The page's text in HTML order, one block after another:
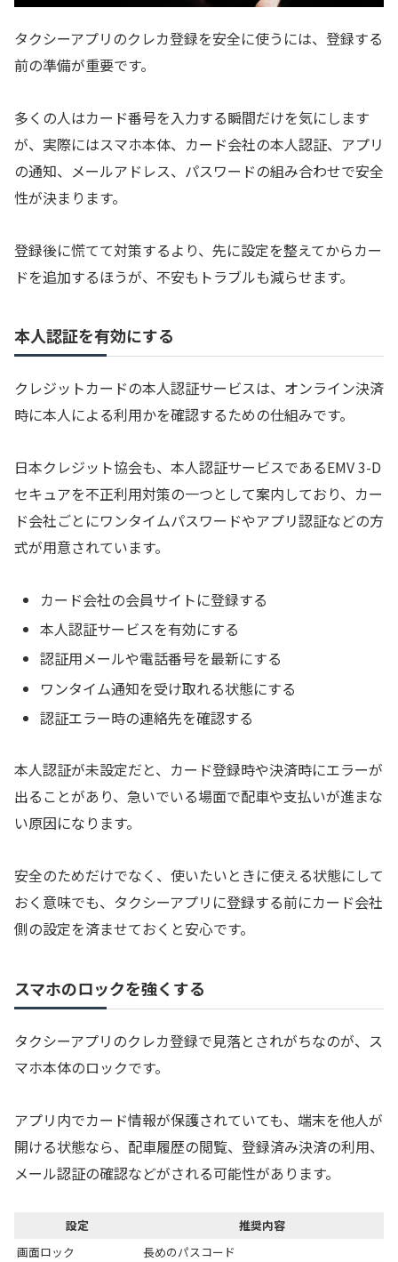
タクシーアプリのクレカ登録を安全に使うには、登録する
前の準備が重要です。
多くの人はカード番号を入力する瞬間だけを気にします
が、実際にはスマホ本体、カード会社の本人認証、アプリ
の通知、メールアドレス、パスワードの組み合わせで安全
性が決まります。
登録後に慌てて対策するより、先に設定を整えてからカー
ドを追加するほうが、不安もトラブルも減らせます。
本人認証を有効にする
クレジットカードの本人認証サービスは、オンライン決済
時に本人による利用かを確認するための仕組みです。
日本クレジット協会も、本人認証サービスであるEMV 3-D
セキュアを不正利用対策の一つとして案内しており、カー
ド会社ごとにワンタイムパスワードやアプリ認証などの方
式が用意されています。
カード会社の会員サイトに登録する
本人認証サービスを有効にする
認証用メールや電話番号を最新にする
ワンタイム通知を受け取れる状態にする
認証エラー時の連絡先を確認する
本人認証が未設定だと、カード登録時や決済時にエラーが
出ることがあり、急いでいる場面で配車や支払いが進まな
い原因になります。
安全のためだけでなく、使いたいときに使える状態にして
おく意味でも、タクシーアプリに登録する前にカード会社
側の設定を済ませておくと安心です。
スマホのロックを強くする
タクシーアプリのクレカ登録で見落とされがちなのが、ス
マホ本体のロックです。
アプリ内でカード情報が保護されていても、端末を他人が
開ける状態なら、配車履歴の閲覧、登録済み決済の利用、
メール認証の確認などがされる可能性があります。
設定
推奨内容
画面ロック
長めのパスコード